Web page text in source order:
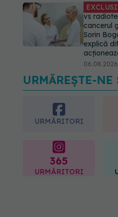
vs
cancerul
Sorin
explică
adverse
URMĂREȘTE-NE
URMĂRITORI
365
URMĂRITORI